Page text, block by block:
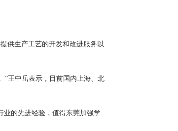
供生产工艺的开发和改进服务以
王中岳表示，目前国内上海、北
的先进经验，值得东莞加强学